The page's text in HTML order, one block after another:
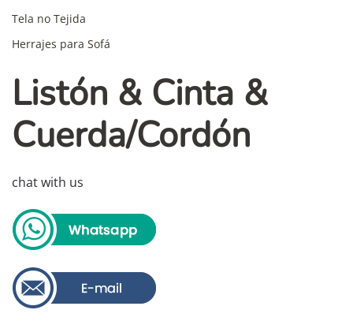
Tela no Tejida
Herrajes para Sofá
Listón & Cinta &
Cuerda/Cordón
chat with us